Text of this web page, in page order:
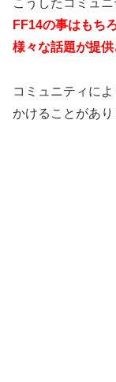
FF14の事はもち
様々な話題が提供
コミュニティに
かけることがあり